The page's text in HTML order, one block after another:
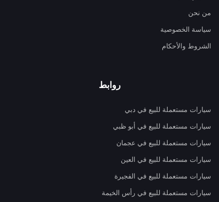
من نحن
سياسة الخصوصية
الشروط والأحكام
روابط
سيارات مستعملة للبيع في دبي
سيارات مستعملة للبيع في أبو ظبي
سيارات مستعملة للبيع في عجمان
سيارات مستعملة للبيع في العين
سيارات مستعملة للبيع في الفجيرة
سيارات مستعملة للبيع في رأس الخيمة